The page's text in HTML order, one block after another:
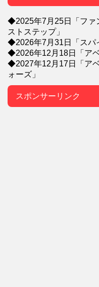
◆2025年7月25日「ファ
ストステップ」
◆2026年7月31日「スパ
◆2026年12月18日「ア
◆2027年12月17日「ア
ォーズ」
スポンサーリンク